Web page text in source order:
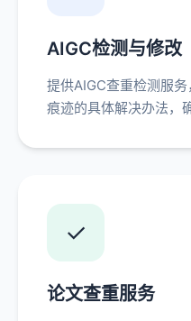
AIGC检测与修改
提供AIGC查重检测服
痕迹的具体解决办法，
✓
论文查重服务